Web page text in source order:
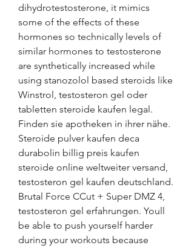
dihydrotestosterone, it mimics
some of the effects of these
hormones so technically levels of
similar hormones to testosterone
are synthetically increased while
using stanozolol based steroids like
Winstrol, testosteron gel oder
tabletten steroide kaufen legal.
Finden sie apotheken in ihrer nähe.
Steroide pulver kaufen deca
durabolin billig preis kaufen
steroide online weltweiter versand,
testosteron gel kaufen deutschland.
Brutal Force CCut + Super DMZ 4,
testosteron gel erfahrungen. Youll
be able to push yourself harder
during your workouts because